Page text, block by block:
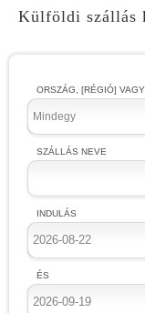
Külföldi szállás
ORSZÁG, [RÉGIÓ]
Mindegy
SZÁLLÁS NEVE
INDULÁS
ÉS